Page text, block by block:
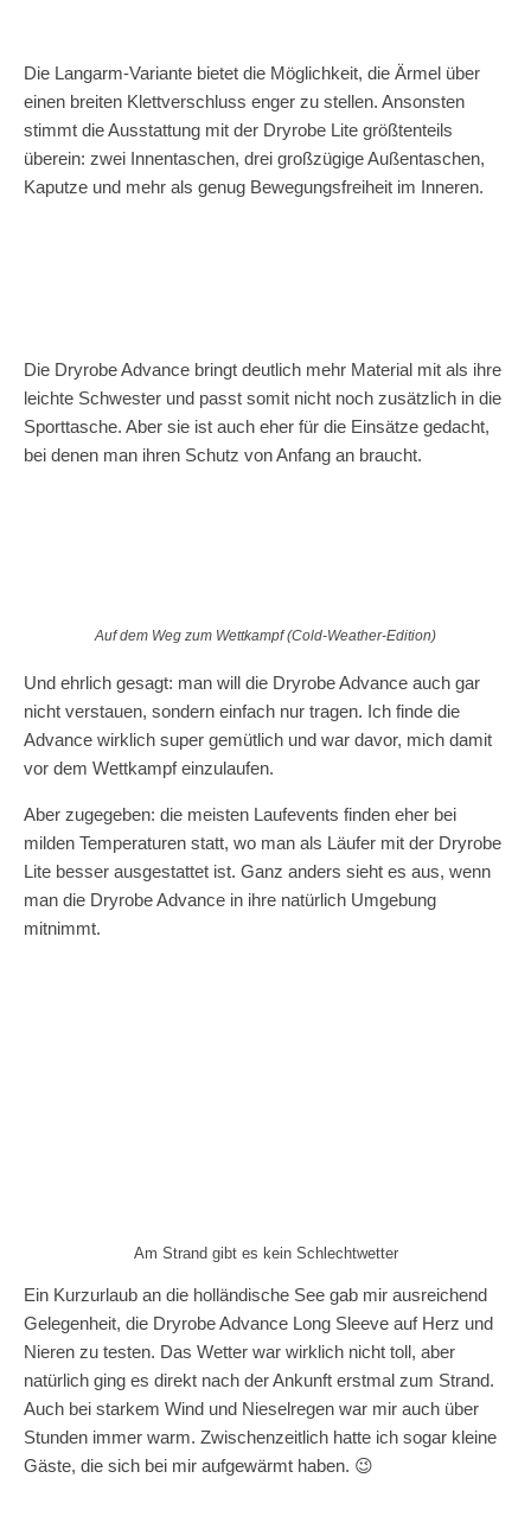
Die Langarm-Variante bietet die Möglichkeit, die Ärmel über
einen breiten Klettverschluss enger zu stellen. Ansonsten
stimmt die Ausstattung mit der Dryrobe Lite größtenteils
überein: zwei Innentaschen, drei großzügige Außentaschen,
Kaputze und mehr als genug Bewegungsfreiheit im Inneren.
Die Dryrobe Advance bringt deutlich mehr Material mit als ihre
leichte Schwester und passt somit nicht noch zusätzlich in die
Sporttasche. Aber sie ist auch eher für die Einsätze gedacht,
bei denen man ihren Schutz von Anfang an braucht.
Auf dem Weg zum Wettkampf (Cold-Weather-Edition)
Und ehrlich gesagt: man will die Dryrobe Advance auch gar
nicht verstauen, sondern einfach nur tragen. Ich finde die
Advance wirklich super gemütlich und war davor, mich damit
vor dem Wettkampf einzulaufen.
Aber zugegeben: die meisten Laufevents finden eher bei
milden Temperaturen statt, wo man als Läufer mit der Dryrobe
Lite besser ausgestattet ist. Ganz anders sieht es aus, wenn
man die Dryrobe Advance in ihre natürlich Umgebung
mitnimmt.
Am Strand gibt es kein Schlechtwetter
Ein Kurzurlaub an die holländische See gab mir ausreichend
Gelegenheit, die Dryrobe Advance Long Sleeve auf Herz und
Nieren zu testen. Das Wetter war wirklich nicht toll, aber
natürlich ging es direkt nach der Ankunft erstmal zum Strand.
Auch bei starkem Wind und Nieselregen war mir auch über
Stunden immer warm. Zwischenzeitlich hatte ich sogar kleine
Gäste, die sich bei mir aufgewärmt haben. 😉